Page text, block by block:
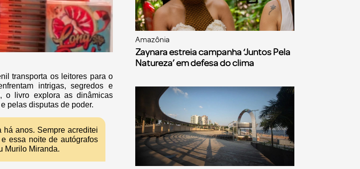
transporta os leitores para o
intrigas, segredos e
o livro explora as dinâmicas
pelas disputas de poder.
há anos. Sempre acreditei
essa noite de autógrafos
Murilo Miranda.
Amazônia
Zaynara estreia campanha ‘Juntos Pela
Natureza’ em defesa do clima